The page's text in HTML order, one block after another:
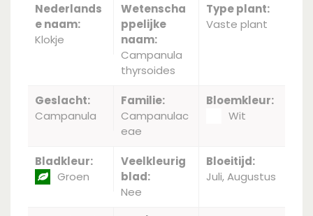
Nederlands
e naam:
Klokje
Wetenscha
ppelijke
naam:
Campanula
thyrsoides
Type plant:
Vaste plant
Geslacht:
Campanula
Familie:
Campanulac
eae
Bloemkleur:
Wit
Bladkleur:
Groen
Veelkleurig
blad:
Nee
Bloeitijd:
Juli, Augustus